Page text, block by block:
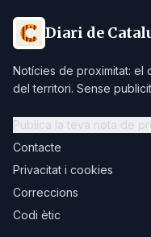
Diari de
Notícies de proximitat: el
del territori. Sense
Publica la teva nota de
Contacte
Privacitat i cookies
Correccions
Codi ètic